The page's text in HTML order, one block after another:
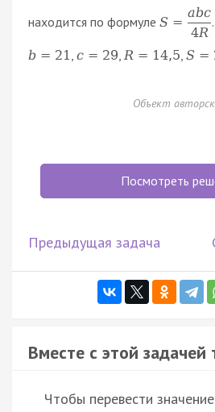
находится по формуле S =
abc
4R
b = 21 ,c = 29 R = 14,5 ,S =
Объект
Посмотреть
Предыдущая задача
Вместе с этой
Чтобы перевести